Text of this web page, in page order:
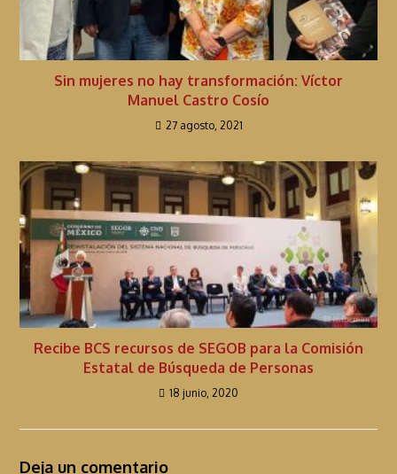
Sin mujeres no hay transformación: Víctor
Manuel Castro Cosío
27 agosto, 2021
Recibe BCS recursos de SEGOB para la Comisión
Estatal de Búsqueda de Personas
18 junio, 2020
Deja un comentario